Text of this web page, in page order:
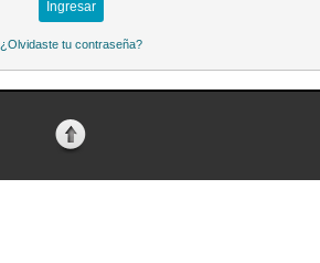
¿Olvidaste tu contraseña?